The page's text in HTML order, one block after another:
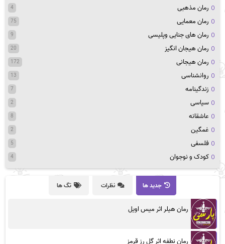
رمان مذهبی 4
رمان معمایی 75
رمان های جنایی وپلیسی 9
رمان هیجان انگیز 20
رمان هیجانی 172
روانشناسی 13
زندگینامه 7
سیاسی 2
عاشقانه 8
غمگین 2
فلسفی 5
کودک و نوجوان 4
جدید ها نظرات تگ ها
رمان هیلر اثر میس اویل
رمان نطفه اثر گل رز قرمز